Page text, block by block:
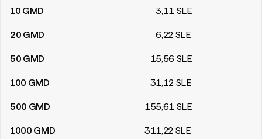
10 GMD 3,11 SLE
20 GMD 6,22 SLE
50 GMD 15,56 SLE
100 GMD 31,12 SLE
500 GMD 155,61 SLE
1000 GMD 311,22 SLE